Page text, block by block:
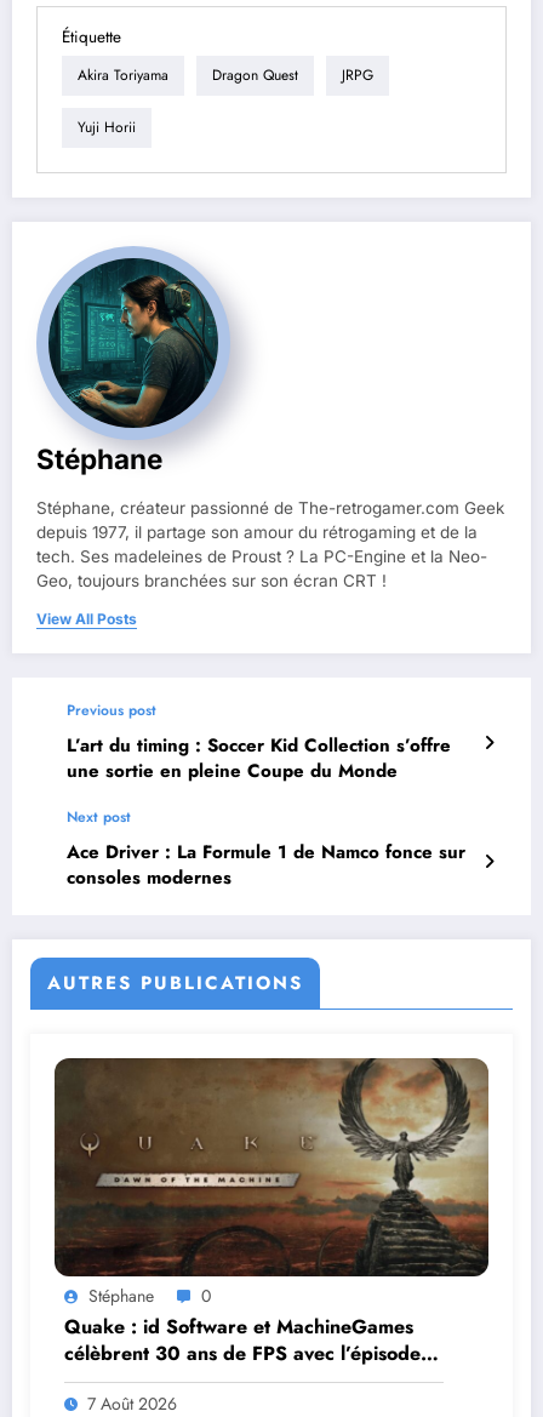
Étiquette
Akira Toriyama Dragon Quest JRPG
Yuji Horii
Stéphane
Stéphane, créateur passionné de The-retrogamer.com Geek
depuis 1977, il partage son amour du rétrogaming et de la
tech. Ses madeleines de Proust ? La PC-Engine et la Neo-
Geo, toujours branchées sur son écran CRT !
View All Posts
Previous post
L’art du timing : Soccer Kid Collection s’offre
une sortie en pleine Coupe du Monde
Next post
Ace Driver : La Formule 1 de Namco fonce sur
consoles modernes
AUTRES PUBLICATIONS
Stéphane 0
Quake : id Software et MachineGames
célèbrent 30 ans de FPS avec l’épisode
gratuit Dawn of the Machine
7 Août 2026